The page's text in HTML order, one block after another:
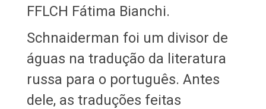
FFLCH Fátima Bianchi.
Schnaiderman foi um divisor de
águas na tradução da literatura
russa para o português. Antes
dele, as traduções feitas